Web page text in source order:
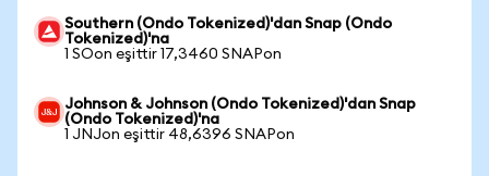
Southern (Ondo Tokenized)'dan Snap (Ondo
Tokenized)'na
1 SOon eşittir 17,3460 SNAPon
Johnson & Johnson (Ondo Tokenized)'dan Snap
(Ondo Tokenized)'na
1 JNJon eşittir 48,6396 SNAPon